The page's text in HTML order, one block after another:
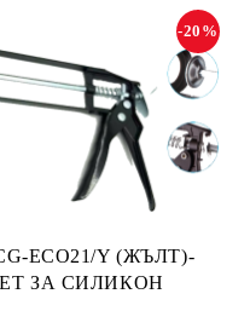
ECO21/Y (ЖЪЛТ)-
ЗА СИЛИКОН
-20%